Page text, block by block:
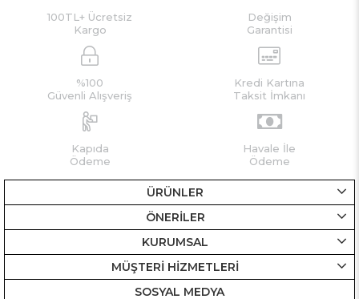
100TL+ Ücretsiz
Kargo
Değişim
Garantisi
%100
Güvenli Alışveriş
Kredi Kartına
Taksit İmkanı
Kapıda
Ödeme
Havale İle
Ödeme
ÜRÜNLER
ÖNERİLER
KURUMSAL
MÜŞTERİ HİZMETLERİ
SOSYAL MEDYA